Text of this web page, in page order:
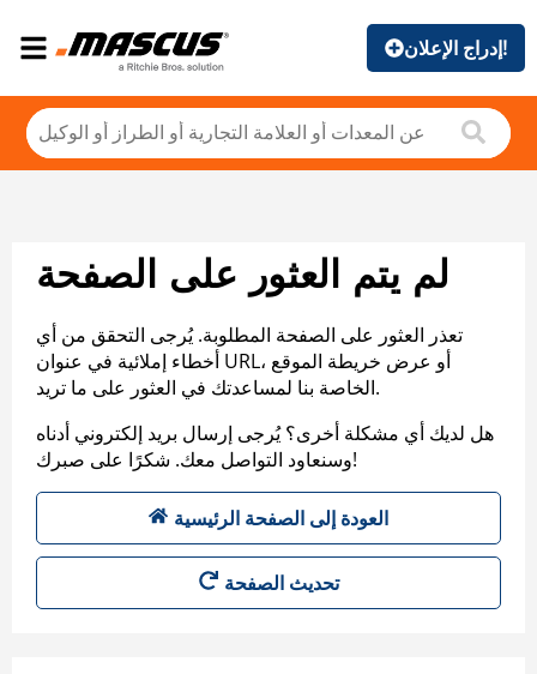
إدراج الإعلان!
لم يتم العثور على الصفحة
تعذر العثور على الصفحة المطلوبة. يُرجى التحقق من أي
أخطاء إملائية في عنوان URL، أو عرض خريطة الموقع
الخاصة بنا لمساعدتك في العثور على ما تريد.
هل لديك أي مشكلة أخرى؟ يُرجى إرسال بريد إلكتروني أدناه
وسنعاود التواصل معك. شكرًا على صبرك!
العودة إلى الصفحة الرئيسية
تحديث الصفحة